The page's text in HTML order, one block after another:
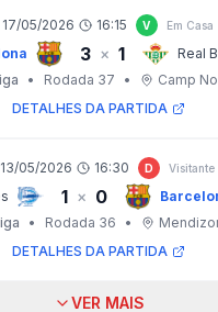
17/05/2026 16:15 V Em Casa
3 × 1
Real
• Rodada 37 • Camp
DETALHES DA PARTIDA
13/05/2026 16:30 D Visitante
1 × 0
• Rodada 36 •
DETALHES DA PARTIDA
VER MAIS